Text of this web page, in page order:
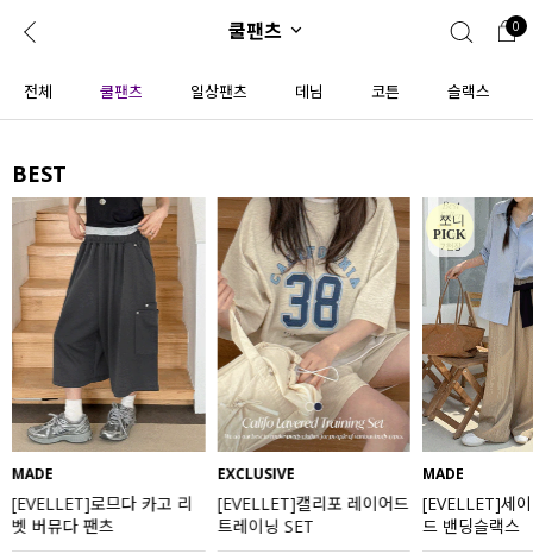
로그인 0
ENG
JP
콘텐츠 리뷰 & 혜택 플러스핏 회원혜택 입
CATEGORY COMMUNITY
도착보장⚡
인플루언서 pick!
신상 5%
베스트
MADE
ALL
익스클루시브
아우터
티셔츠
니트
쿨팬츠 0
전체 쿨팬츠 일상팬츠 데님 코튼 슬랙스
BEST
MADE
[EVELLET]로므다 카고 리
벳 버뮤다 팬츠
EXCLUSIVE
[EVELLET]캘리포 레이어드
트레이닝 SET
MADE
[EVELLET]세
드 밴딩슬랙스